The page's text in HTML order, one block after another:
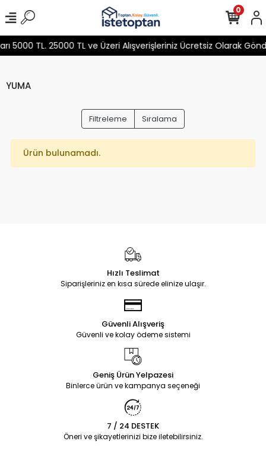
5000 TL. 25000 TL ve Üzeri Alışverişleriniz Ücretsiz Olarak
0
YUMA
Filtreleme Sıralama
Ürün bulunamadı.
Hızlı Teslimat
Siparişleriniz en kısa sürede elinize ulaşır.
Güvenli Alışveriş
Güvenli ve kolay ödeme sistemi
Geniş Ürün Yelpazesi
Binlerce ürün ve kampanya seçeneği
7 / 24 DESTEK
Öneri ve şikayetlerinizi bize iletebilirsiniz.